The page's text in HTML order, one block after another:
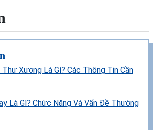
Xương Là Gì? Các Thông Tin Cần
Là Gì? Chức Năng Và Vấn Đề Thường